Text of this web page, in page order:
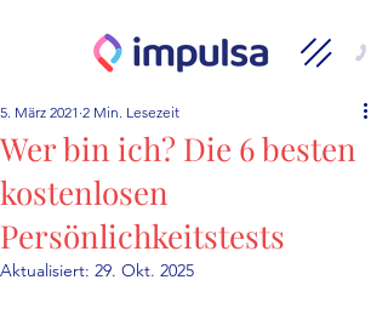
Wer bin ich? Die 6 besten
kostenlosen
Persönlichkeitstests
5. März 2021 2 Min. Lesezeit
Aktualisiert: 29. Okt. 2025